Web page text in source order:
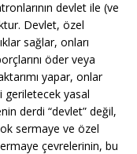
devlet ile (ve
Devlet, özel
sağlar, onları
öder veya
yapar, onlar
geriletecek yasal
derdi “devlet” değil,
sermaye ve özel
çevrelerinin, bu